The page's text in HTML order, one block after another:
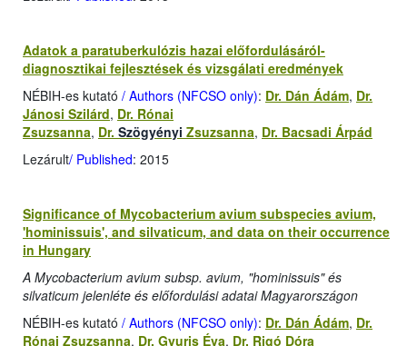
Adatok a paratuberkulózis hazai előfordulásáról-
diagnosztikai fejlesztések és vizsgálati eredmények
NÉBIH-es kutató / Authors (NFCSO only): Dr. Dán Ádám, Dr.
Jánosi Szilárd, Dr. Rónai
Zsuzsanna, Dr. Szögyényi Zsuzsanna, Dr. Bacsadi Árpád
Lezárult/ Published: 2015
Significance of Mycobacterium avium subspecies avium,
'hominissuis', and silvaticum, and data on their occurrence
in Hungary
A Mycobacterium avium subsp. avium, "hominissuis" és
silvaticum jelenléte és előfordulási adatai Magyarországon
NÉBIH-es kutató / Authors (NFCSO only): Dr. Dán Ádám, Dr.
Rónai Zsuzsanna, Dr. Gyuris Éva, Dr. Rigó Dóra